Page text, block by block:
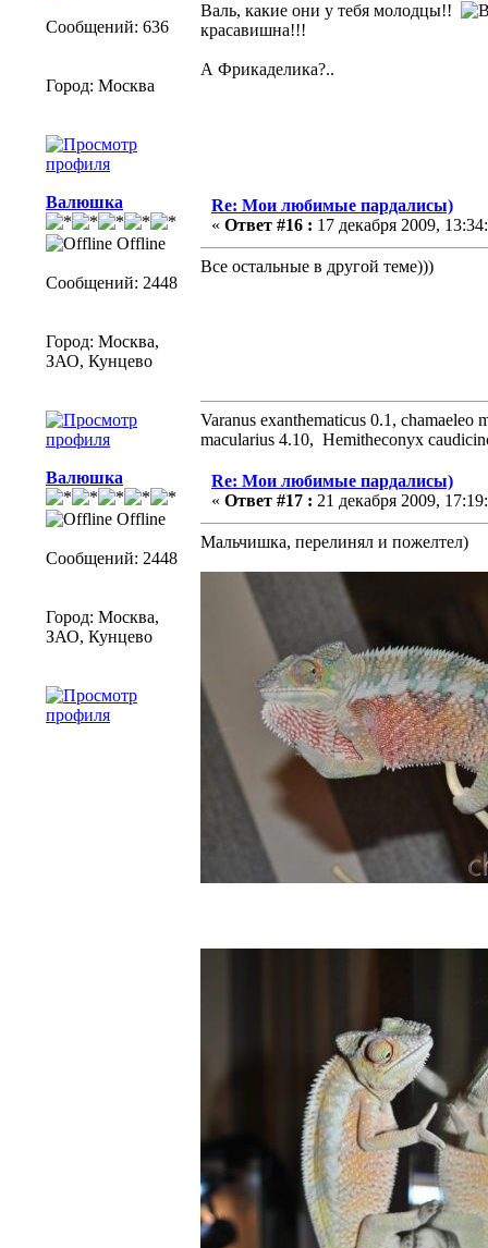
Сообщений: 636
Город: Москва
Валь, какие они у тебя молодцы!!
красавишна!!!
А Фрикаделика?..
Валюшка
Offline
Сообщений: 2448
Город: Москва,
ЗАО, Кунцево
Re: Мои любимые пардалисы)
« Ответ #16 : 17 декабря 2009,
Все остальные в другой теме)))
Varanus exanthematicus 0.1,
macularius 4.10, Hemitheconyx
Валюшка
Offline
Сообщений: 2448
Город: Москва,
ЗАО, Кунцево
Re: Мои любимые пардалисы)
« Ответ #17 : 21 декабря 2009,
Мальчишка, перелинял и пожелтел)